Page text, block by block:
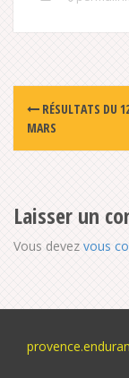
Post
navigation
RÉSULTATS DU
MARS
Laisser un
Vous devez vous